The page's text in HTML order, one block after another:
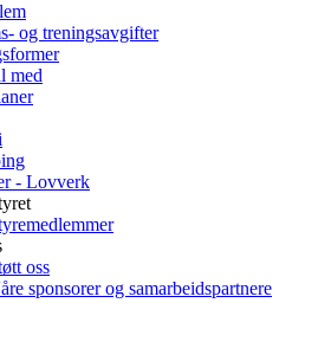
og treningsavgifter
med
- Lovverk
oss
sponsorer og samarbeidspartnere